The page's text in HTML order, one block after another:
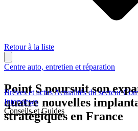
Brèves et actusActualités du secteur
Interviews
Conseils et Guides
Retour à la liste
Centre auto, entretien et réparation
Point S poursuit son
quatre nouvelles
stratégiques en France